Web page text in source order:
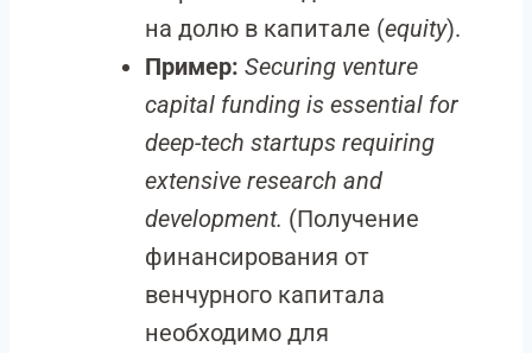
на долю в капитале (equity).
Пример: Securing venture
capital funding is essential for
deep-tech startups requiring
extensive research and
development. (Получение
финансирования от
венчурного капитала
необходимо для